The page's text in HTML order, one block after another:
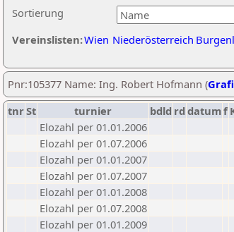
Sortierung
Vereinslisten:Wien Niederösterreich
Pnr:105377 Name: Ing. Robert Hofmann (
tnrSt turnier bdld rd datumf
Elozahl per 01.01.2006
Elozahl per 01.07.2006
Elozahl per 01.01.2007
Elozahl per 01.07.2007
Elozahl per 01.01.2008
Elozahl per 01.07.2008
Elozahl per 01.01.2009